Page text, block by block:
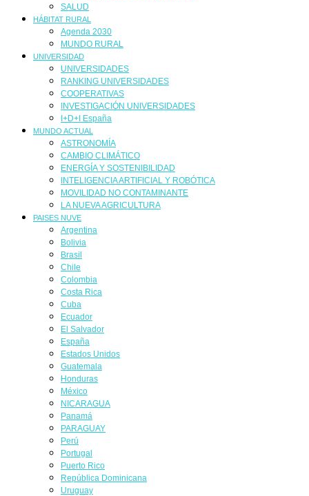
SALUD
HÁBITAT RURAL
Agenda 2030
MUNDO RURAL
UNIVERSIDAD
UNIVERSIDADES
RANKING UNIVERSIDADES
COOPERATIVAS
INVESTIGACIÓN UNIVERSIDADES
I+D+I España
MUNDO ACTUAL
ASTRONOMÍA
CAMBIO CLIMÁTICO
ENERGÍA Y SOSTENIBILIDAD
INTELIGENCIA ARTIFICIAL Y ROBÓTICA
MOVILIDAD NO CONTAMINANTE
LA NUEVA AGRICULTURA
PAISES NUVE
Argentina
Bolivia
Brasil
Chile
Colombia
Costa Rica
Cuba
Ecuador
El Salvador
España
Estados Unidos
Guatemala
Honduras
México
NICARAGUA
Panamá
PARAGUAY
Perú
Portugal
Puerto Rico
República Dominicana
Uruguay